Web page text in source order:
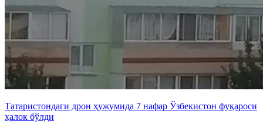
Татаристондаги дрон ҳужумида 7 нафар Ўзбекистон фуқароси
ҳалок бўлди